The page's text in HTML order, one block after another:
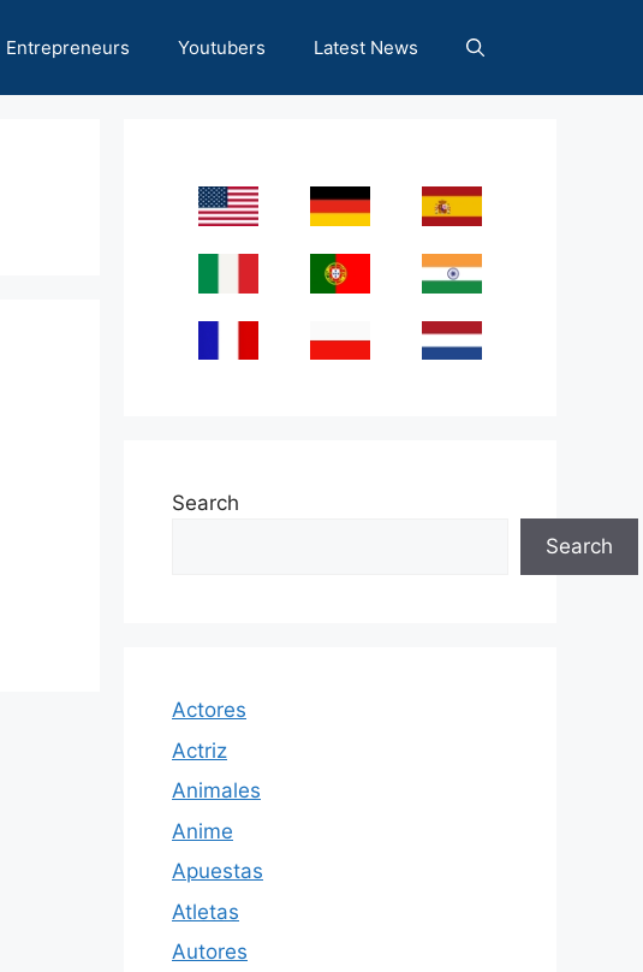
Entrepreneurs Youtubers Latest News
Search
Search
Actores
Actriz
Animales
Anime
Apuestas
Atletas
Autores